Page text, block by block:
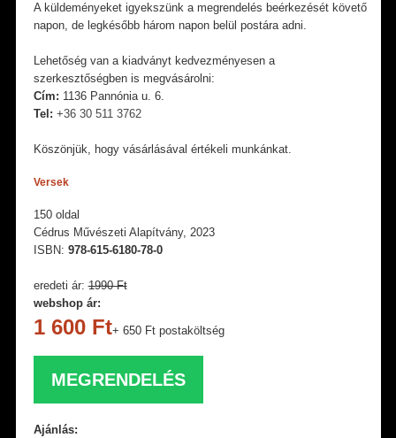
A küldeményeket igyekszünk a megrendelés beérkezését követő
napon, de legkésőbb három napon belül postára adni.
Lehetőség van a kiadványt kedvezményesen a
szerkesztőségben is megvásárolni:
Cím: 1136 Pannónia u. 6.
Tel: +36 30 511 3762
Köszönjük, hogy vásárlásával értékeli munkánkat.
Versek
150 oldal
Cédrus Művészeti Alapítvány, 2023
ISBN: 978-615-6180-78-0
eredeti ár:1990 Ft
webshop ár:
1 600 Ft+ 650 Ft postaköltség
MEGRENDELÉS
Ajánlás: